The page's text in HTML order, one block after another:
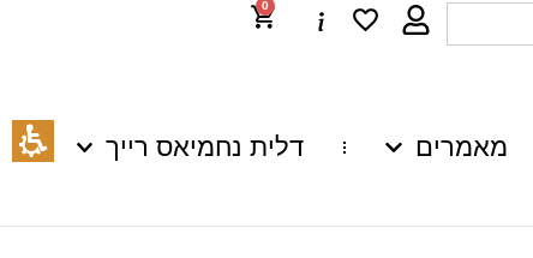
0
מאמרים
דלית נחמיאס רייך